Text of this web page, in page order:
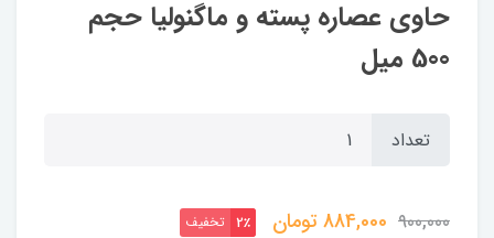
حاوی عصاره پسته و ماگنولیا حجم
500 میل
تعداد
900,000
884,000تومان 2٪ تخفیف